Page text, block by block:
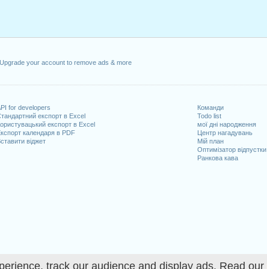
track our audience and display ads. Read our
Upgrade your account to remove ads & more
for developers
експорт в Excel
експорт в Excel
календаря в PDF
віджет
Команди
Todo list
мої дні народження
Центр нагадувань
Мій план
Оптимізатор відпустки
Ранкова кава
1 серпень, 2023
2023
на вихідні